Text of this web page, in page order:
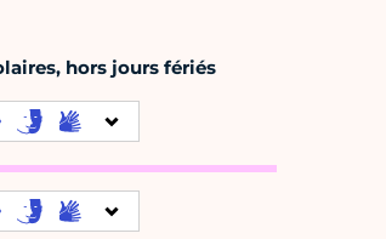
hors jours fériés